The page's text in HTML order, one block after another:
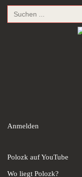
Search
for:
Anmelden
Polozk auf YouTube
Wo liegt Polozk?